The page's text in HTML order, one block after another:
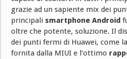
grazie ad un sapiente mix dei
principali smartphone Android
oltre che potente, soluzione. Il
dei punti fermi di Huawei, come
fornita dalla MIUI e l’ottimo